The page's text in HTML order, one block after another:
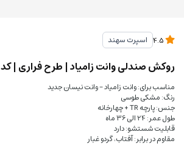
اسپرت سهند
روکش صندلی وانت زامیاد | طرح فراری | کد R191
مناسب برای: وانت زامیاد - وانت نیسان جدید
رنگ: مشکی طوسی
جنس: پارچه TR + چهارخانه
طول عمر: 24 الی 36 ماه
قابلیت شستشو: دارد
مقاوم در برابر: آفتاب، گردو غبار